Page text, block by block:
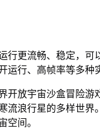
行更流畅、稳定，
运行、高帧率等多种
开放宇宙沙盒冒险
流浪行星的多样世
空间。